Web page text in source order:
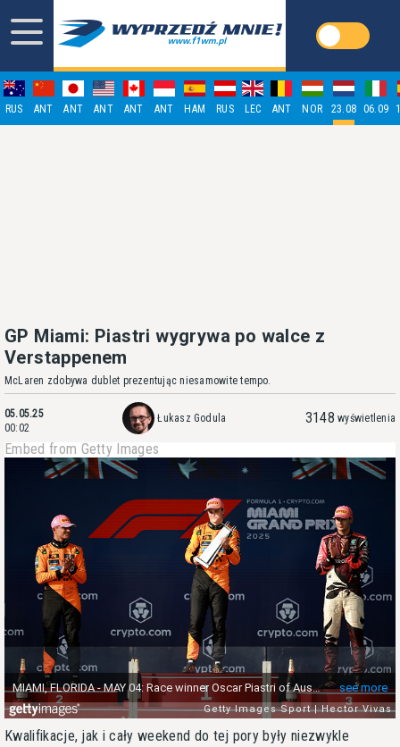
RUS ANT ANT ANT ANT ANT HAM RUS LEC ANT NOR 23.08 06.09
GP Miami: Piastri wygrywa po walce z
Verstappenem
McLaren zdobywa dublet prezentując niesamowite tempo.
05.05.25
00:02
Łukasz Godula 3148 wyświetlenia
Embed from Getty Images
Kwalifikacje, jak i cały weekend do tej pory były niezwykle